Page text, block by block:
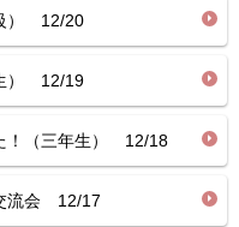
） 12/20
） 12/19
！（三年生） 12/18
流会 12/17